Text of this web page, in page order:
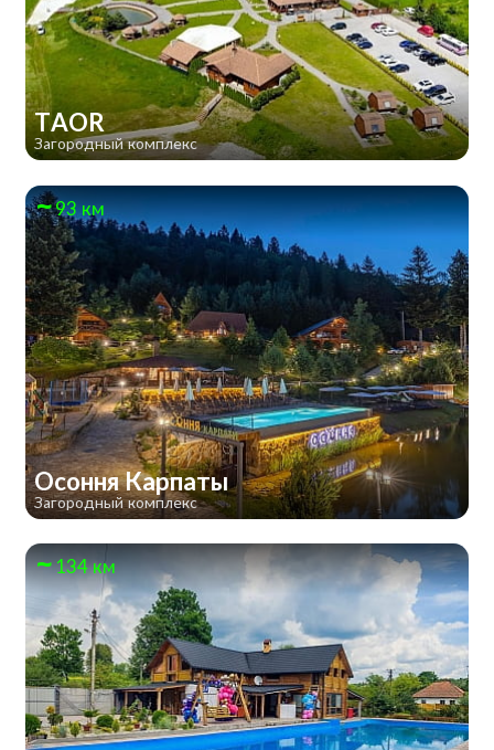
TAOR
Загородный комплекс
93 км
Осоння Карпаты
Загородный комплекс
134 км